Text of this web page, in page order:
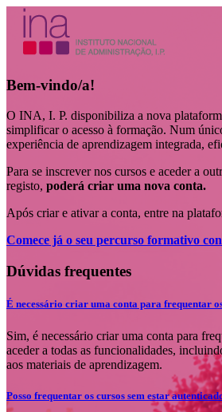
Bem-vindo/a!
O INA, I. P. disponibiliza a nova
simplificar o acesso à formação. Num
experiência de aprendizagem integrada,
Para se inscrever nos cursos e aceder a
registo, poderá criar uma nova conta.
Após criar e ativar a conta, entre na
Comece já o seu percurso formativo
Dúvidas frequentes
É necessário criar uma conta para frequentar
Sim, é necessário criar uma conta para
aceder a todas as funcionalidades,
aos materiais de aprendizagem.
Posso frequentar os cursos sem estar